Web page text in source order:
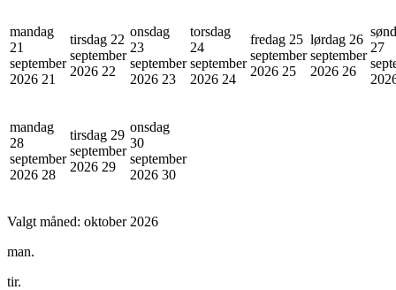
mandag
21
september
2026 21
tirsdag 22
september
2026 22
onsdag
23
september
2026 23
torsdag
24
september
2026 24
fredag 25
september
2026 25
lørdag 26
september
2026 26
27
mandag
28
september
2026 28
tirsdag 29
september
2026 29
onsdag
30
september
2026 30
Valgt måned: oktober 2026
man.
tir.